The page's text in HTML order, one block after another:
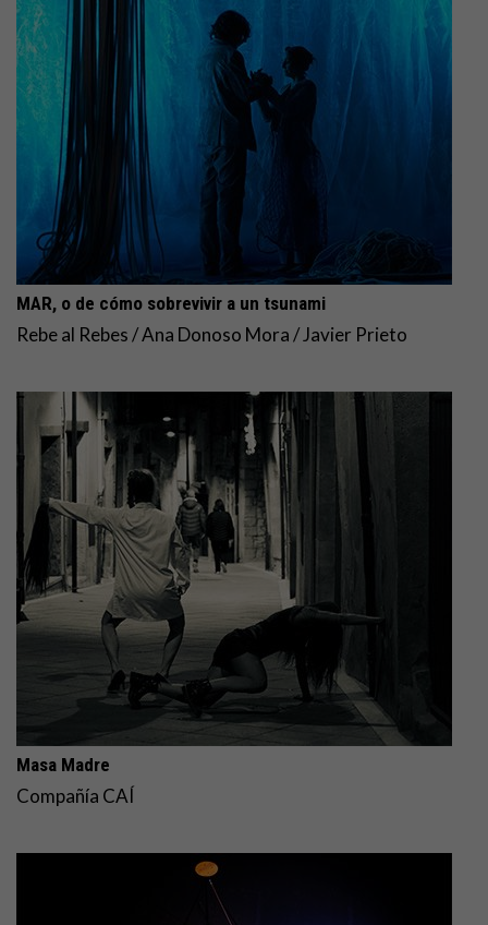
MAR, o de cómo sobrevivir a un tsunami
Rebe al Rebes / Ana Donoso Mora / Javier Prieto
Masa Madre
Compañía CAÍ